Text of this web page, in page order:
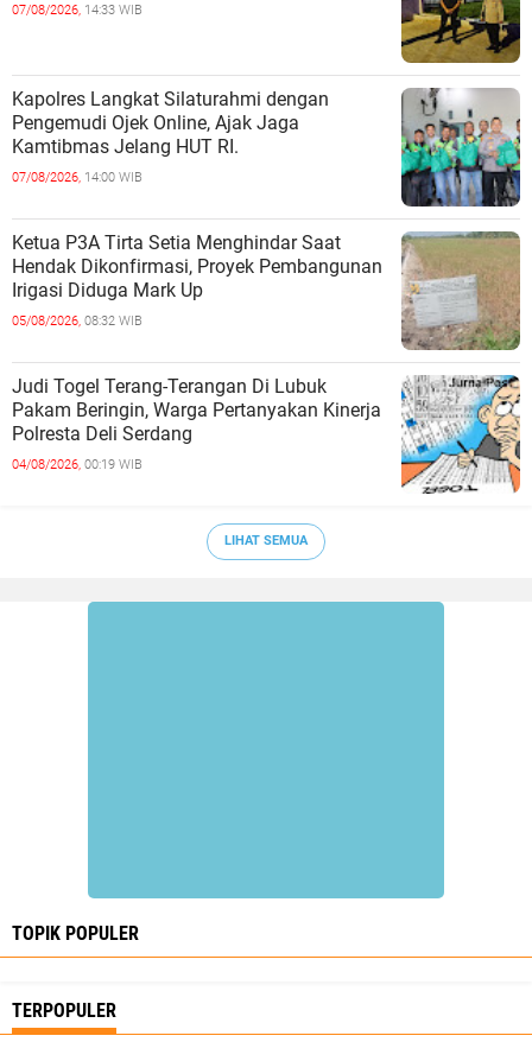
07/08/2026, 14:33 WIB
Kapolres Langkat Silaturahmi dengan
Pengemudi Ojek Online, Ajak Jaga
Kamtibmas Jelang HUT RI.
07/08/2026, 14:00 WIB
Ketua P3A Tirta Setia Menghindar Saat
Hendak Dikonfirmasi, Proyek Pembangunan
Irigasi Diduga Mark Up
05/08/2026, 08:32 WIB
Judi Togel Terang-Terangan Di Lubuk
Pakam Beringin, Warga Pertanyakan Kinerja
Polresta Deli Serdang
04/08/2026, 00:19 WIB
LIHAT SEMUA
TOPIK POPULER
TERPOPULER